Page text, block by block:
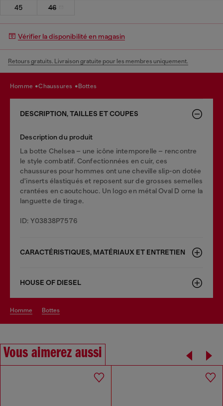
45
46
Vérifier la disponibilité en magasin
Retours gratuits. Livraison gratuite pour les membres uniquement.
homme chaussures bottes
DESCRIPTION, TAILLES ET COUPES
Description du produit
La botte Chelsea – une icône intemporelle – rencontre
le style combatif. Confectionnées en cuir, ces
chaussures pour hommes ont une cheville slip-on dotée
d'inserts élastiqués et reposent sur de grosses semelles
crantées en caoutchouc. Un logo en métal Oval D orne la
languette de tirage.
ID: Y03838P7576
CARACTÉRISTIQUES, MATÉRIAUX ET ENTRETIEN
HOUSE OF DIESEL
homme bottes
Vous aimerez aussi